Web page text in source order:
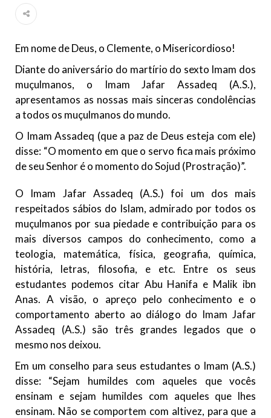
Ano Novo Islâmico e Início de Muharam
Em nome de Deus, O Clemente, O Misericordioso! O Centro
todos os irmãos e irmãs um novo
10 DE NOVEMBRO DE 2013
Falecimento do Imam Ali Ibn Al-Hussein
(A.S.)
Em nome de Deus, o Clemente, o Misericordioso! Diante da
muçulmanos, o Imam Ali Ibn Al-Hussein Ibn Ali Ibn Abi Táleb
(A.S.), conhecido por “Zein Al-Ábidin” (Formosura
3 DE JULHO DE 2014
Centro Islâmico no Brasil recebe o ex-
ministro das Relações Exteriores da
República Islâmica do Irã
Na noite da quinta-feira, 03 de Abril, o Centro Islâmico no
Brasil recebeu em sua sede, em São Paulo, o ex-ministro das
Kharrazi, que encontra-se visitando
Em nome de Deus, o Clemente, o Misericordioso!
Diante do aniversário do martírio do sexto Imam dos
muçulmanos, o Imam Jafar Assadeq (A.S.),
apresentamos as nossas mais sinceras condolências
a todos os muçulmanos do mundo.
O Imam Assadeq (que a paz de Deus esteja com ele)
disse: “O momento em que o servo fica mais próximo
de seu Senhor é o momento do Sojud (Prostração)”.
O Imam Jafar Assadeq (A.S.) foi um dos mais
respeitados sábios do Islam, admirado por todos os
muçulmanos por sua piedade e contribuição para os
mais diversos campos do conhecimento, como a
teologia, matemática, física, geografia, química,
história, letras, filosofia, e etc. Entre os seus
estudantes podemos citar Abu Hanifa e Malik ibn
Anas. A visão, o apreço pelo conhecimento e o
comportamento aberto ao diálogo do Imam Jafar
Assadeq (A.S.) são três grandes legados que o
mesmo nos deixou.
Em um conselho para seus estudantes o Imam (A.S.)
disse: “Sejam humildes com aqueles que vocês
ensinam e sejam humildes com aqueles que lhes
ensinam. Não se comportem com altivez, para que a